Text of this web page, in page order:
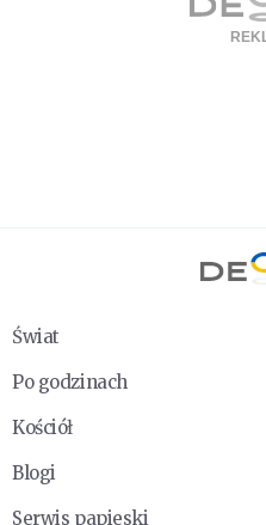
Świat
Po godzinach
Kościół
Blogi
Serwis papieski